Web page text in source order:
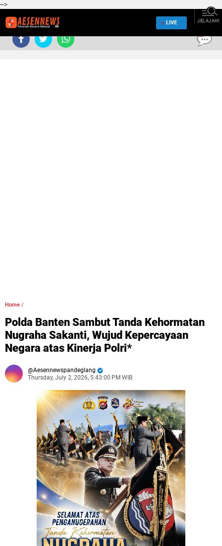
-->
LIVE JELAJAHI
Home /
Polda Banten Sambut Tanda Kehormatan
Nugraha Sakanti, Wujud Kepercayaan
Negara atas Kinerja Polri*
Aesennewspandeglang
Thursday, July 2, 2026, 5:43:00 PM WIB